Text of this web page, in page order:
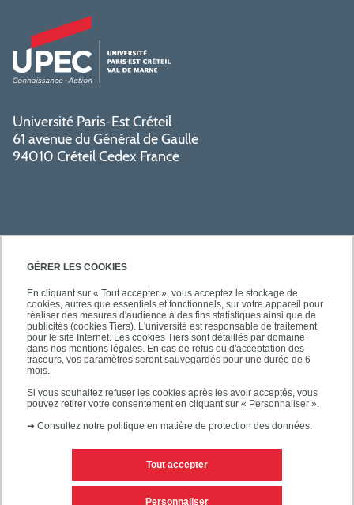
GÉRER LES COOKIES
En cliquant sur « Tout accepter », vous acceptez le stockage de
cookies, autres que essentiels et fonctionnels, sur votre appareil pour
réaliser des mesures d'audience à des fins statistiques ainsi que de
publicités (cookies Tiers). L'université est responsable de traitement
pour le site Internet. Les cookies Tiers sont détaillés par domaine
dans nos mentions légales. En cas de refus ou d'acceptation des
traceurs, vos paramètres seront sauvegardés pour une durée de 6
mois.
Si vous souhaitez refuser les cookies après les avoir acceptés, vous
pouvez retirer votre consentement en cliquant sur « Personnaliser ».
➜ Consultez notre politique en matière de protection des données.
Tout accepter
Personnaliser
Université Paris-Est Créteil
61 avenue du Général de Gaulle
94010 Créteil Cedex France
SÉCURITÉ
SUIVEZ-NOUS